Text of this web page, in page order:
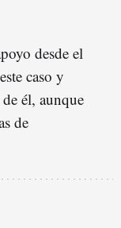
desde el
caso y
él, aunque
de